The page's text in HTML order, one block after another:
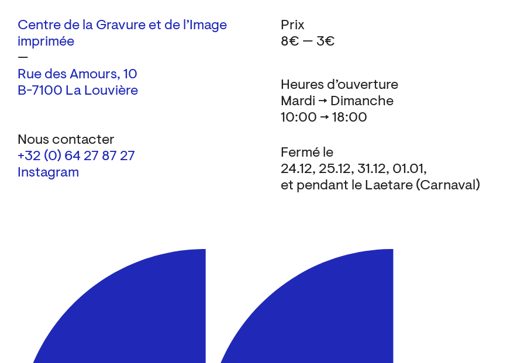
Centre de la Gravure et de l’Image
imprimée
—
Rue des Amours, 10
B-7100 La Louvière
Nous contacter
+32 (0) 64 27 87 27
Instagram
Heures d’ouverture
Mardi → Dimanche
10:00 → 18:00
Fermé le
24.12, 25.12, 31.12, 01.01,
et pendant le Laetare (Carnaval)
Prix
8€ — 3€